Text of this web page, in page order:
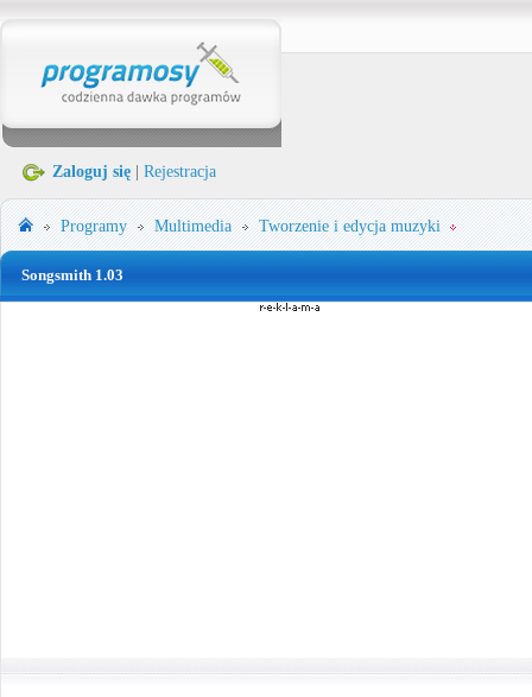
Zaloguj się Rejestracja
Programy Multimedia Tworzenie i edycja muzyki
Songsmith 1.03